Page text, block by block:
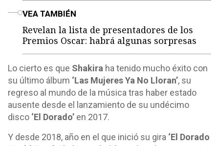
VEA TAMBIÉN
Revelan la lista de presentadores de los
Premios Oscar: habrá algunas sorpresas
Lo cierto es que Shakira ha tenido mucho éxito con
su último álbum ‘Las Mujeres Ya No Lloran’, su
regreso al mundo de la música tras haber estado
ausente desde el lanzamiento de su undécimo
disco ‘El Dorado’ en 2017.
Y desde 2018, año en el que inició su gira ‘El Dorado